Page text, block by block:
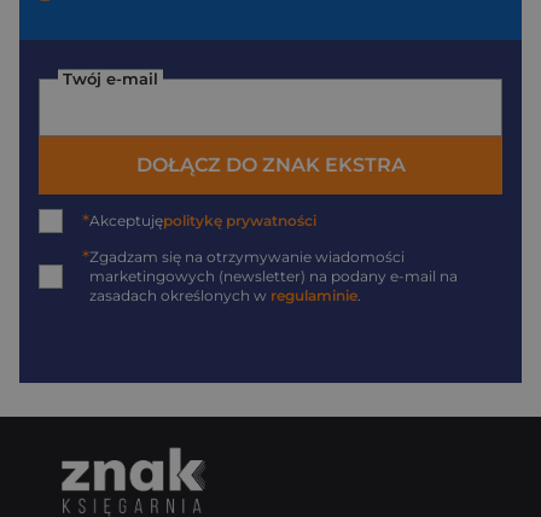
Twój e-mail
DOŁĄCZ DO ZNAK EKSTRA
*Akceptujępolitykę prywatności
*Zgadzam się na otrzymywanie wiadomości
marketingowych (newsletter) na podany e-mail na
zasadach określonych w regulaminie